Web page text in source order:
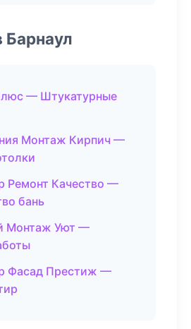
Барнаул
— Штукатурные
Монтаж Кирпич —
Ремонт Качество —
бань
Монтаж Уют —
Фасад Престиж —